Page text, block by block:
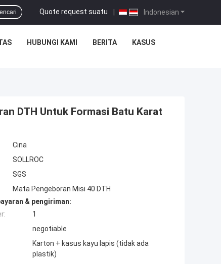
Indonesian
Quote request suatu |
HUBUNGI KAMI BERITA KASUS
DTH Untuk Formasi Batu Karat
Cina
SOLLROC
SGS
Mata Pengeboran Misi 40 DTH
& pengiriman:
1
negotiable
Karton + kasus kayu lapis (tidak ada
plastik)